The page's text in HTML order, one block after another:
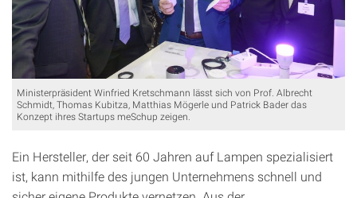
Ministerpräsident Winfried Kretschmann lässt sich von Prof. Albrecht
Schmidt, Thomas Kubitza, Matthias Mögerle und Patrick Bader das
Konzept ihres Startups meSchup zeigen.
Ein Hersteller, der seit 60 Jahren auf Lampen spezialisiert
ist, kann mithilfe des jungen Unternehmens schnell und